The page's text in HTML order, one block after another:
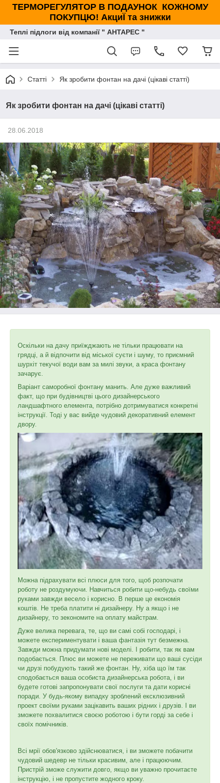
ТЕРМОРЕГУЛЯТОР В ПОДАУНОК КОЖНОМУ
ПОКУПЦЮ! АкциЇ та знижки
Теплі підлоги від компанії " АНТАРЕС "
Статті Як зробити фонтан на дачі (цікаві статті)
Як зробити фонтан на дачі (цікаві статті)
28.06.2018
Оскільки на дачу приїжджають не тільки працювати на
грядці, а й відпочити від міської суєти і шуму, то приємний
шурхіт текучої води вам за милі звуки, а краса фонтану
зачарує.
Варіант саморобної фонтану манить. Але дуже важливий
факт, що при будівництві цього дизайнерського
ландшафтного елемента, потрібно дотримуватися конкретні
інструкції. Тоді у вас вийде чудовий декоративний елемент
двору.
Можна підрахувати всі плюси для того, щоб розпочати
роботу не роздумуючи. Навчиться робити що-небудь своїми
руками завжди весело і корисно. В перше це економія
коштів. Не треба платити ні дизайнеру. Ну а якщо і не
дизайнеру, то зекономите на оплату майстрам.
Дуже велика перевага, те, що ви самі собі господарі, і
можете експериментувати і ваша фантазія тут безмежна.
Завжди можна придумати нові моделі. І робити, так як вам
подобається. Плюс ви можете не переживати що ваші сусіди
чи друзі побудують такий же фонтан. Ну, хіба що їм так
сподобається ваша особиста дизайнерська робота, і ви
будете готові запропонувати свої послуги та дати корисні
поради. У будь-якому випадку зроблений ексклюзивний
проект своїми руками зацікавить ваших рідних і друзів. І ви
зможете похвалитися своєю роботою і бути горді за себе і
своїх помічників.
Всі мрії обов'язково здійснюватися, і ви зможете побачити
чудовий шедевр не тільки красивим, але і працюючим.
Пристрій зможе служити довго, якщо ви уважно прочитаєте
інструкцію, і не пропустите жодного кроку.